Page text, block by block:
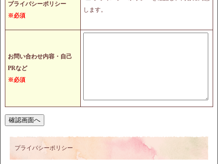
プライバシーポリシー
※必須
します。
お問い合わせ内容・自己
PRなど
※必須
プライバシーポリシー